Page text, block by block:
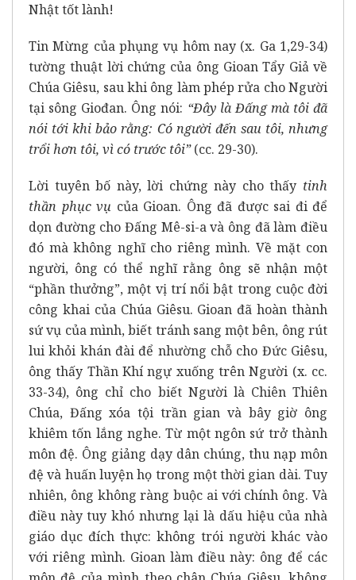
Nhật tốt lành!
Tin Mừng của phụng vụ hôm nay (x. Ga 1,29-34)
tường thuật lời chứng của ông Gioan Tẩy Giả về
Chúa Giêsu, sau khi ông làm phép rửa cho Người
tại sông Giođan. Ông nói: “Đây là Đấng mà tôi đã
nói tới khi bảo rằng: Có người đến sau tôi, nhưng
trổi hơn tôi, vì có trước tôi”(cc. 29-30).
Lời tuyên bố này, lời chứng này cho thấy tinh
thần phục vụ của Gioan. Ông đã được sai đi để
dọn đường cho Đấng Mê-si-a và ông đã làm điều
đó mà không nghĩ cho riêng mình. Về mặt con
người, ông có thể nghĩ rằng ông sẽ nhận một
“phần thưởng”, một vị trí nổi bật trong cuộc đời
công khai của Chúa Giêsu. Gioan đã hoàn thành
sứ vụ của mình, biết tránh sang một bên, ông rút
lui khỏi khán đài để nhường chỗ cho Đức Giêsu,
ông thấy Thần Khí ngự xuống trên Người (x. cc.
33-34), ông chỉ cho biết Người là Chiên Thiên
Chúa, Đấng xóa tội trần gian và bây giờ ông
khiêm tốn lắng nghe. Từ một ngôn sứ trở thành
môn đệ. Ông giảng dạy dân chúng, thu nạp môn
đệ và huấn luyện họ trong một thời gian dài. Tuy
nhiên, ông không ràng buộc ai với chính ông. Và
điều này tuy khó nhưng lại là dấu hiệu của nhà
giáo dục đích thực: không trói người khác vào
với riêng mình. Gioan làm điều này: ông để các